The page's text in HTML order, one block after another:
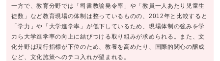
一方で、教育分野では「司書教諭発令率」や「教員一人あたり児童生
徒数」など教育現場の体制は整っているものの、2012年と比較すると
「学力」や「大学進学率」が低下しているため、現場体制の強みを学
力ら大学進学率の向上に結びつける取り組みが求められる。また、文
化分野は現行指標が下位のため、教養を高めたり、国際的関心の醸成
など、文化施策へのテコ入れが望まれる。